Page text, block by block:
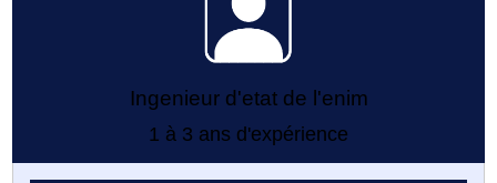
Ingenieur d'etat de l'enim
1 à 3 ans d'expérience